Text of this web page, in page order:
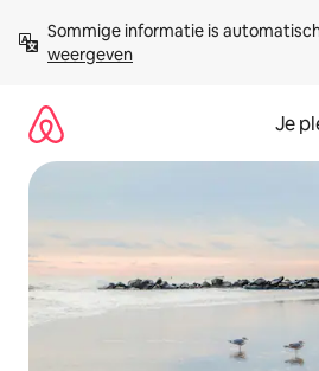
direct
naar
Sommige informatie is
weergeven
Je